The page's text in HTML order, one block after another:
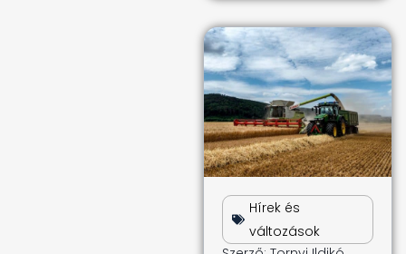
Hírek és
változások